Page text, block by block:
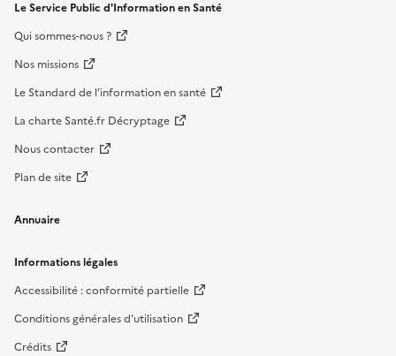
Le Service Public d'Information en Santé
Qui sommes-nous ?
Nos missions
Le Standard de l’information en santé
La charte Santé.fr Décryptage
Nous contacter
Plan de site
Annuaire
Informations légales
Accessibilité : conformité partielle
Conditions générales d'utilisation
Crédits